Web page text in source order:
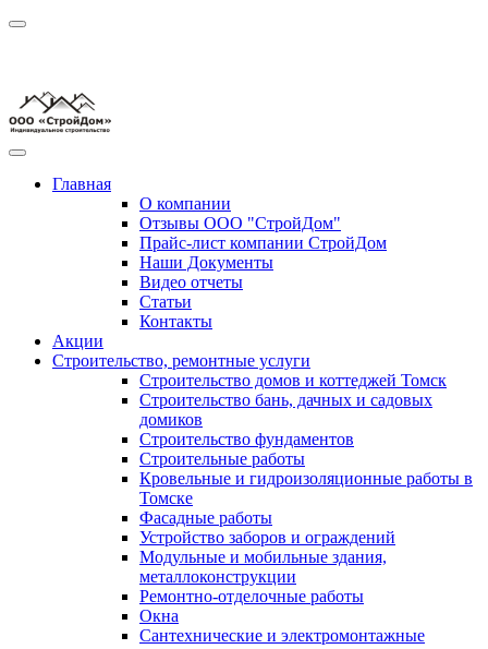
Главная
О компании
Отзывы ООО "СтройДом"
Прайс-лист компании СтройДом
Наши Документы
Видео отчеты
Статьи
Контакты
Акции
Строительство, ремонтные услуги
Строительство домов и коттеджей Томск
Строительство бань, дачных и садовых
домиков
Строительство фундаментов
Строительные работы
Кровельные и гидроизоляционные работы в
Томске
Фасадные работы
Устройство заборов и ограждений
Модульные и мобильные здания,
металлоконструкции
Ремонтно-отделочные работы
Окна
Сантехнические и электромонтажные